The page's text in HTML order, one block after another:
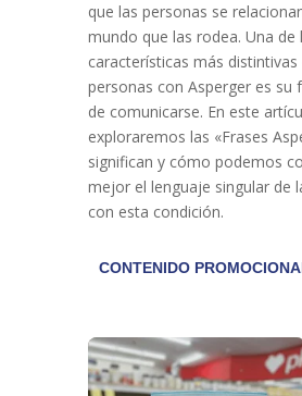
que las personas se
mundo que las rodea. Una de
características más distintivas
personas con Asperger es su
de comunicarse. En este
exploraremos las «Frases
significan y cómo podemos
mejor el lenguaje singular de
con esta condición.